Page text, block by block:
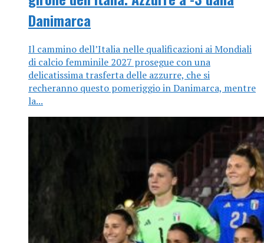
Danimarca
Il cammino dell’Italia nelle qualificazioni ai Mondiali
di calcio femminile 2027 prosegue con una
delicatissima trasferta delle azzurre, che si
recheranno questo pomeriggio in Danimarca, mentre
la...